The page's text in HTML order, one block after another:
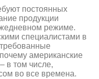
постоянных
продукции
режиме.
специалистами в
американские
в том числе,
во все времена.